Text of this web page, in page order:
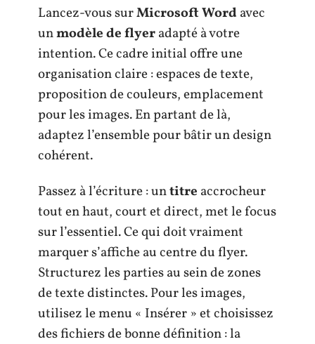
Lancez-vous surMicrosoft Word avec
unmodèle de flyeradapté à votre
intention. Ce cadre initial offre une
organisation claire : espaces de texte,
proposition de couleurs, emplacement
pour les images. En partant de là,
adaptez l’ensemble pour bâtir un design
cohérent.
Passez à l’écriture : untitre accrocheur
tout en haut, court et direct, met le focus
sur l’essentiel. Ce qui doit vraiment
marquer s’affiche au centre du flyer.
Structurez les parties au sein de zones
de texte distinctes. Pour les images,
utilisez le menu « Insérer » et choisissez
des fichiers de bonne définition : la